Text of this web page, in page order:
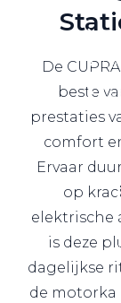
De
beste
prestaties
comfort
Ervaar
op
elektrische
is deze
dagelijkse
de